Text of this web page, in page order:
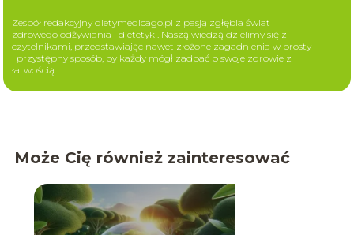
Zespół redakcyjny dietymedicago.pl z pasją zgłębia świat
zdrowego odżywiania i dietetyki. Naszą wiedzą dzielimy się z
czytelnikami, przedstawiając nawet złożone zagadnienia w prosty
i przystępny sposób, by każdy mógł zadbać o swoje zdrowie z
łatwością.
Może Cię również zainteresować